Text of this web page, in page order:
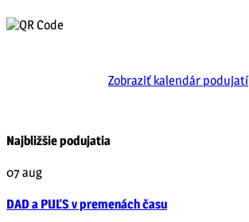
Zobraziť kalendár podujatí
Najbližšie podujatia
07 aug
DAD a PUĽS v premenách času